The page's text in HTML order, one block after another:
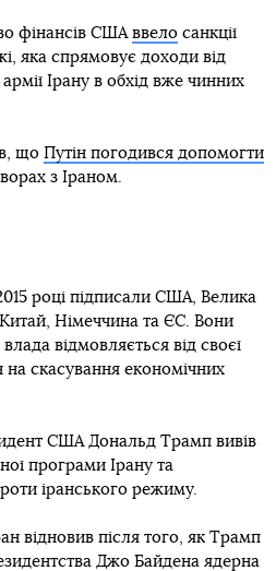
фінансів США ввело санкції
яка спрямовує доходи від
Ірану в обхід вже чинних
що Путін погодився допомогти
з Іраном.
році підписали США, Велика
Німеччина та ЄС. Вони
відмовляється від своєї
скасування економічних
США Дональд Трамп вивів
програми Ірану та
іранського режиму.
відновив після того, як Трамп
Джо Байдена ядерна